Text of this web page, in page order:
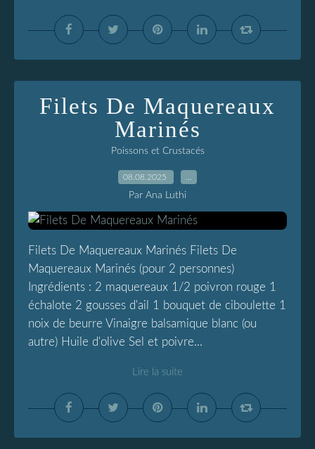
Filets De Maquereaux
Marinés
Poissons et Crustacés
08.08.2025
Par Ana Luthi
Filets De Maquereaux Marinés Filets De
Maquereaux Marinés (pour 2 personnes)
Ingrédients : 2 maquereaux 1/2 poivron rouge 1
échalote 2 gousses d'ail 1 bouquet de ciboulette 1
noix de beurre Vinaigre balsamique blanc (ou
autre) Huile d'olive Sel et poivre...
Lire la suite